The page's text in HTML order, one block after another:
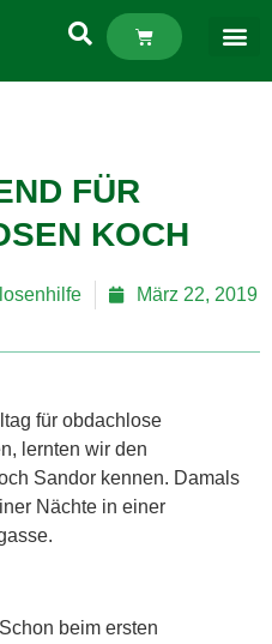
FÜR
KOCH
März 22, 2019
für obdachlose
lernten wir den
Sandor kennen. Damals
Nächte in einer
Schon beim ersten